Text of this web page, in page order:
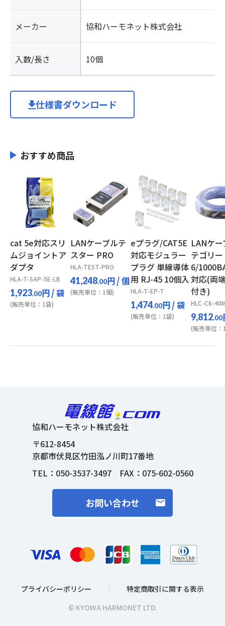
メーカー 協和ハーモネット株式会社
入数/長さ 10個
仕様書ダウンロード
おすすめ商品
cat 5e対応スリ
ムジョイントア
ダプタ
HLA-T-SAP-5E-LB
1,923.00円/ 袋
(販売単位：1袋)
LANケーブルテ
スター PRO
HLA-TEST-PRO
41,248.00円/ 個
(販売単位：1個)
eプラグ/CAT5E
対応モジュラー
プラグ 単線導体
用 RJ-45 10個入
HLA-T-EP-T
1,474.00円/ 袋
(販売単位：1袋)
LANケ
テゴリー
6/
対応(両
付き)
HLC-C6-
9,812.00
(販売単位：
協和ハーモネット株式会社
〒612-8454
京都市伏見区竹田泓ノ川町17番地
TEL： 050-3537-3497FAX：075-602-0560
お問い合わせ
プライバシーポリシー
特定商取引に関する表示
© KYOWA HARMONET LTD.